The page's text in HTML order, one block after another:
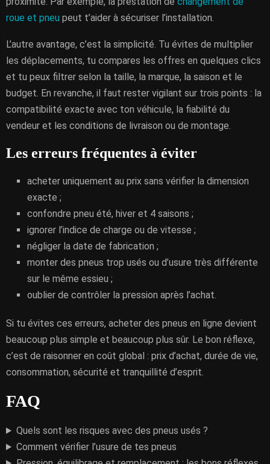
roue et pneu peut t’aider à sécuriser l’installation.
L’autre avantage, c’est la simplicité. Tu évites de multiplier
les déplacements, tu compares les offres en quelques clics
et tu peux filtrer selon la taille, la marque, la saison et le
budget. En revanche, il faut rester vigilant sur trois points : la
compatibilité exacte avec ton véhicule, la fiabilité du
vendeur et les conditions de livraison ou de montage.
Les erreurs fréquentes à éviter
acheter uniquement au prix sans vérifier la dimension
exacte ;
confondre pneu été, hiver et 4 saisons ;
ignorer l’indice de charge ou de vitesse ;
négliger la date de fabrication ;
monter des pneus trop usés ou d’usure très différente
sur le même essieu ;
oublier de contrôler la pression après l’achat.
Si tu évites ces erreurs, acheter des pneus en ligne devient
beaucoup plus simple et beaucoup plus sûr. Le bon réflexe,
c’est de raisonner en coût global : prix d’achat, durée de vie,
consommation, sécurité et tranquillité d’esprit.
FAQ
Quels sont les risques avec des pneus usés ?
Comment vérifier l’usure de tes pneus